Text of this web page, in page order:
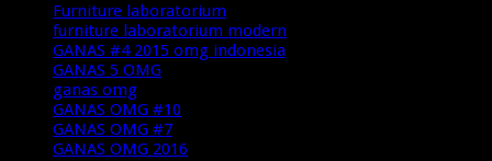
Furniture laboratorium
furniture laboratorium modern
GANAS #4 2015 omg indonesia
GANAS 5 OMG
ganas omg
GANAS OMG #10
GANAS OMG #7
GANAS OMG 2016